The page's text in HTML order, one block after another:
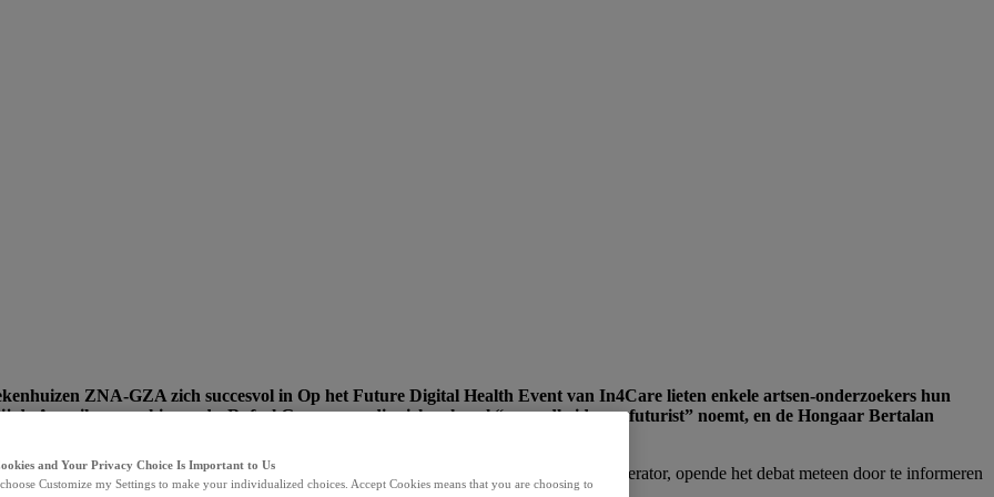
ZNA-GZA zich succesvol in Op het Future Digital Health Event van In4Care lieten enkele artsen-onderzoekers hun
de Amerikaanse chirurg dr. Rafael Grossmann die zich ook wel “gezondheidszorgfuturist” noemt, en de Hongaar Bertalan
de CEO UZ Brussel, prof. dr. Marc Noppen aan tafel.
through Health Data, (University College London, Visiting Professor UGent) en moderator, opende het debat meteen door te informeren
and Your Privacy Choice Is Important to Us
Customize my Settings to make your individualized choices. Accept Cookies means that you are choosing to